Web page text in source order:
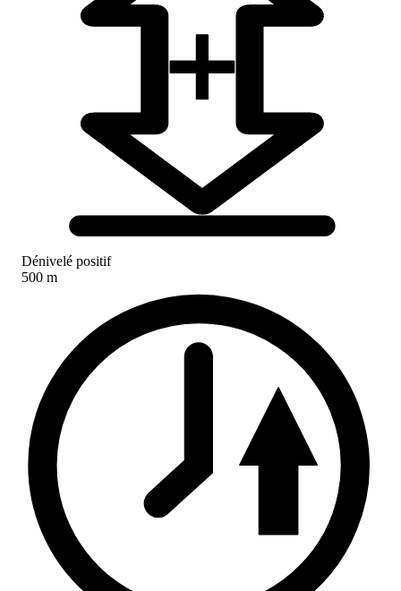
Dénivelé positif
500 m